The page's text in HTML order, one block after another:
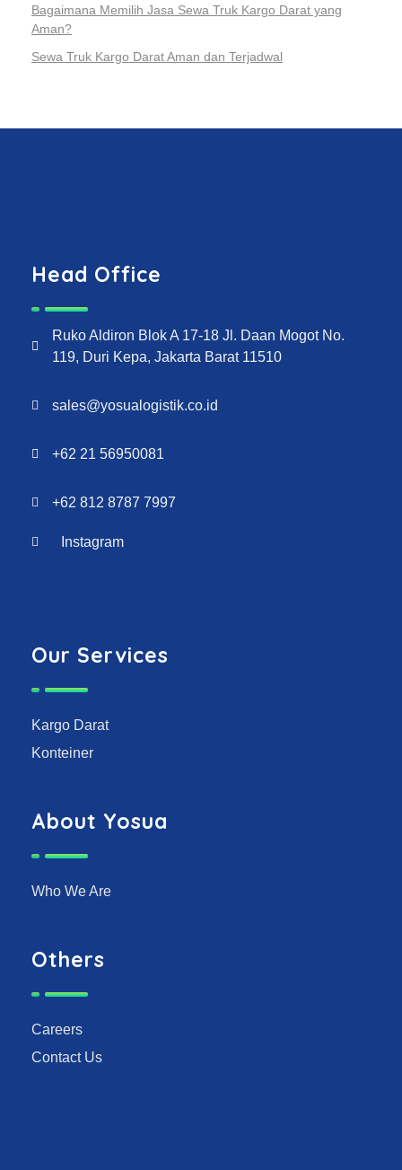
Bagaimana Memilih Jasa Sewa Truk Kargo Darat yang
Aman?
Sewa Truk Kargo Darat Aman dan Terjadwal
Head Office
Ruko Aldiron Blok A 17-18 Jl. Daan Mogot No.
119, Duri Kepa, Jakarta Barat 11510
sales@yosualogistik.co.id
+62 21 56950081
+62 812 8787 7997
Instagram
Our Services
Kargo Darat
Konteiner
About Yosua
Who We Are
Others
Careers
Contact Us